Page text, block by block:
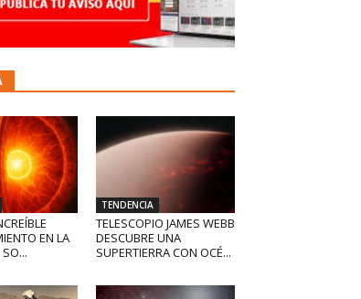
EN LA
SO...
TENDENCIA
TELESCOPIO JAMES WEBB
DESCUBRE UNA
SUPERTIERRA CON OCÉ...